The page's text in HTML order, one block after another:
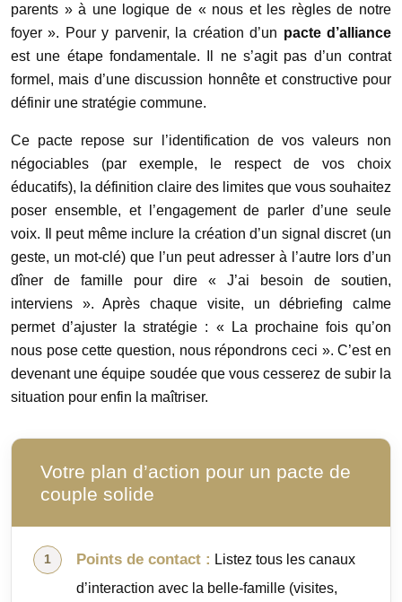
parents » à une logique de « nous et les règles de notre
foyer ». Pour y parvenir, la création d’un pacte d’alliance
est une étape fondamentale. Il ne s’agit pas d’un contrat
formel, mais d’une discussion honnête et constructive pour
définir une stratégie commune.
Ce pacte repose sur l’identification de vos valeurs non
négociables (par exemple, le respect de vos choix
éducatifs), la définition claire des limites que vous souhaitez
poser ensemble, et l’engagement de parler d’une seule
voix. Il peut même inclure la création d’un signal discret (un
geste, un mot-clé) que l’un peut adresser à l’autre lors d’un
dîner de famille pour dire « J’ai besoin de soutien,
interviens ». Après chaque visite, un débriefing calme
permet d’ajuster la stratégie : « La prochaine fois qu’on
nous pose cette question, nous répondrons ceci ». C’est en
devenant une équipe soudée que vous cesserez de subir la
situation pour enfin la maîtriser.
Votre plan d’action pour un pacte de
couple solide
Points de contact : Listez tous les canaux
d’interaction avec la belle-famille (visites,